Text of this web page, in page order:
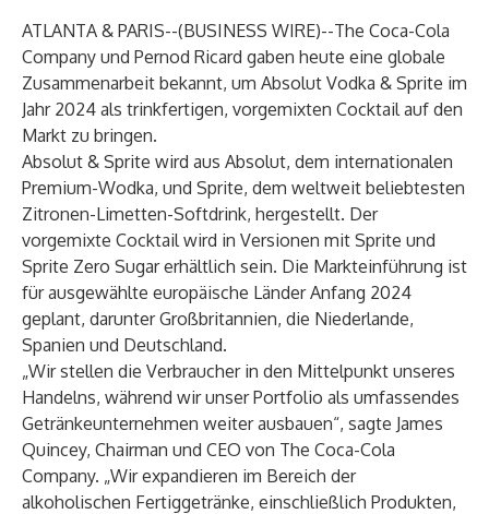
ATLANTA & PARIS--(BUSINESS WIRE)--The Coca-Cola
Company und Pernod Ricard gaben heute eine globale
Zusammenarbeit bekannt, um Absolut Vodka & Sprite im
Jahr 2024 als trinkfertigen, vorgemixten Cocktail auf den
Markt zu bringen.
Absolut & Sprite wird aus Absolut, dem internationalen
Premium-Wodka, und Sprite, dem weltweit beliebtesten
Zitronen-Limetten-Softdrink, hergestellt. Der
vorgemixte Cocktail wird in Versionen mit Sprite und
Sprite Zero Sugar erhältlich sein. Die Markteinführung ist
für ausgewählte europäische Länder Anfang 2024
geplant, darunter Großbritannien, die Niederlande,
Spanien und Deutschland.
„Wir stellen die Verbraucher in den Mittelpunkt unseres
Handelns, während wir unser Portfolio als umfassendes
Getränkeunternehmen weiter ausbauen“, sagte James
Quincey, Chairman und CEO von The Coca-Cola
Company. „Wir expandieren im Bereich der
alkoholischen Fertiggetränke, einschließlich Produkten,